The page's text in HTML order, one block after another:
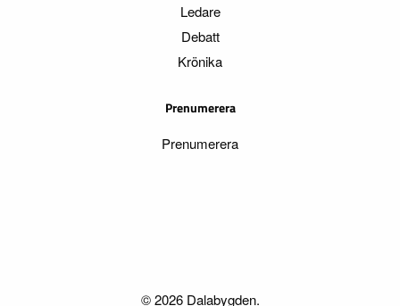
Ledare
Debatt
Krönika
Prenumerera
Prenumerera
© 2026 Dalabygden.